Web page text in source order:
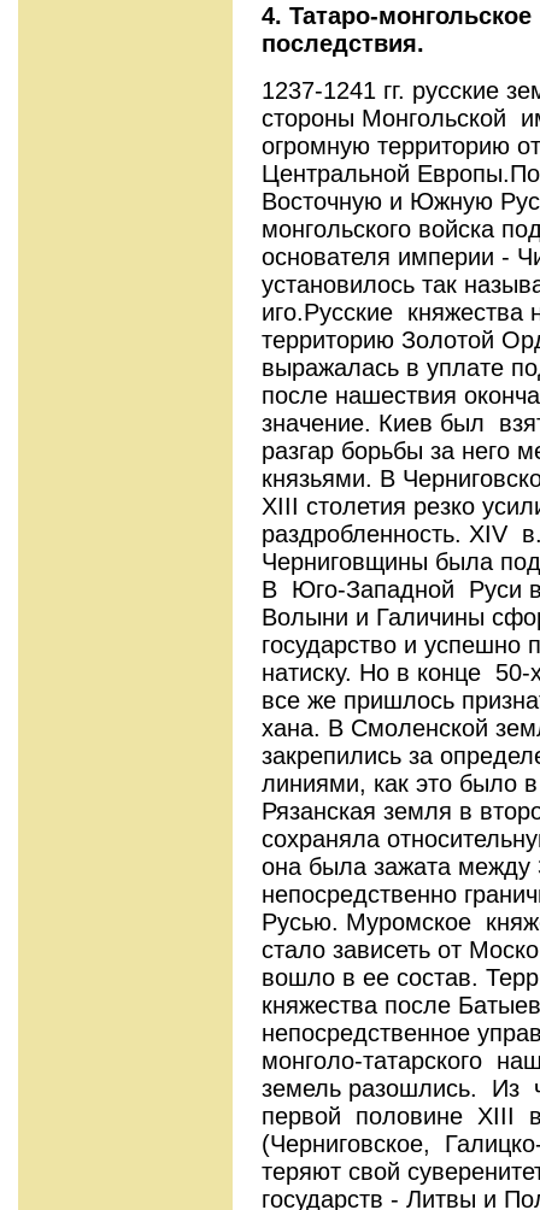
4. Татаро-
последствия.
1237-1241 гг. русские
стороны Монгольской
огромную территорию
Центральной
Восточную и Южную
монгольского войска
основателя империи -
установилось так
иго.Русские княжества
территорию Золотой
выражалась в уплате
после нашествия
значение. Киев был
разгар борьбы за него
князьями. В
XIII столетия резко
раздробленность. XIV
Черниговщины была
В Юго-Западной Руси в
Волыни и Галичины
государство и успешно
натиску. Но в конце
все же пришлось
хана. В Смоленской
закрепились за
линиями, как это было
Рязанская земля в
сохраняла
она была зажата между
непосредственно
Русью. Муромское
стало зависеть от
вошло в ее состав.
княжества после
непосредственное
монголо-татарского
земель разошлись. Из
первой половине XIII
(Черниговское,
теряют свой
государств - Литвы и